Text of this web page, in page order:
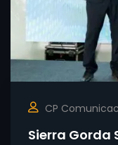
CP
Sierra Gorda